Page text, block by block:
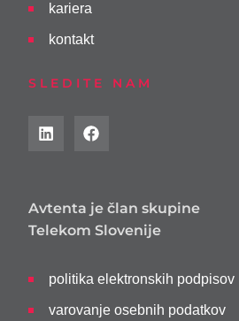
kariera
kontakt
SLEDITE NAM
Avtenta je član skupine
Telekom Slovenije
politika elektronskih podpisov
varovanje osebnih podatkov